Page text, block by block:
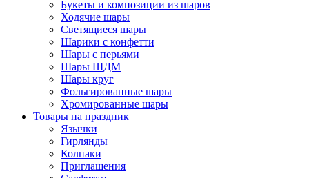
Букеты и композиции из шаров
Ходячие шары
Светящиеся шары
Шарики с конфетти
Шары с перьями
Шары ШДМ
Шары круг
Фольгированные шары
Хромированные шары
Товары на праздник
Язычки
Гирлянды
Колпаки
Приглашения